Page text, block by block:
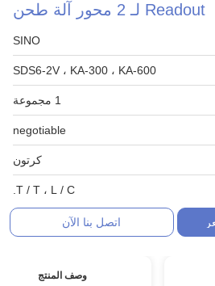
Readout لـ 2 محور آلة طحن
SINO
SDS6-2V ، KA-300 ، KA-600
1 مجموعة
negotiable
كرتون
T / T ، L / C.
اتصل بنا الآن
وصف المنتج